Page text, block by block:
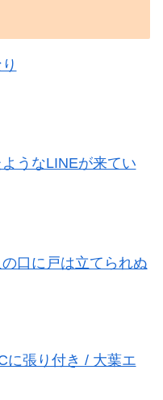
うなLINEが来てい
口に戸は立てられぬ
に張り付き / 大葉エ